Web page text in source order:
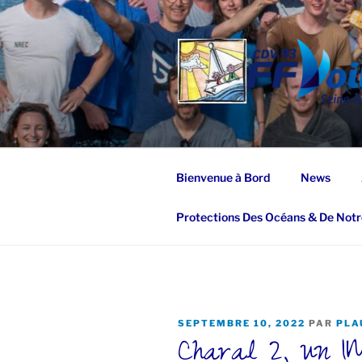
Aller
au
contenu
principal
Bienvenue à Bord News
Protections Des Océans & De
PUBLIÉ
SEPTEMBRE 10, 2022 PAR